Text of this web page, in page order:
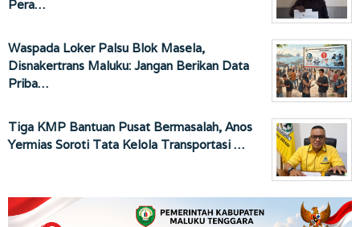
Pera…
Waspada Loker Palsu Blok Masela,
Disnakertrans Maluku: Jangan Berikan Data
Priba…
Tiga KMP Bantuan Pusat Bermasalah, Anos
Yermias Soroti Tata Kelola Transportasi …